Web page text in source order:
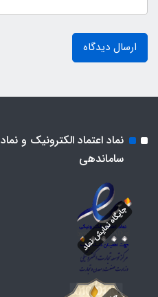
ارسال دیدگاه
نماد اعتماد الکترونیک و نماد
ساماندهی